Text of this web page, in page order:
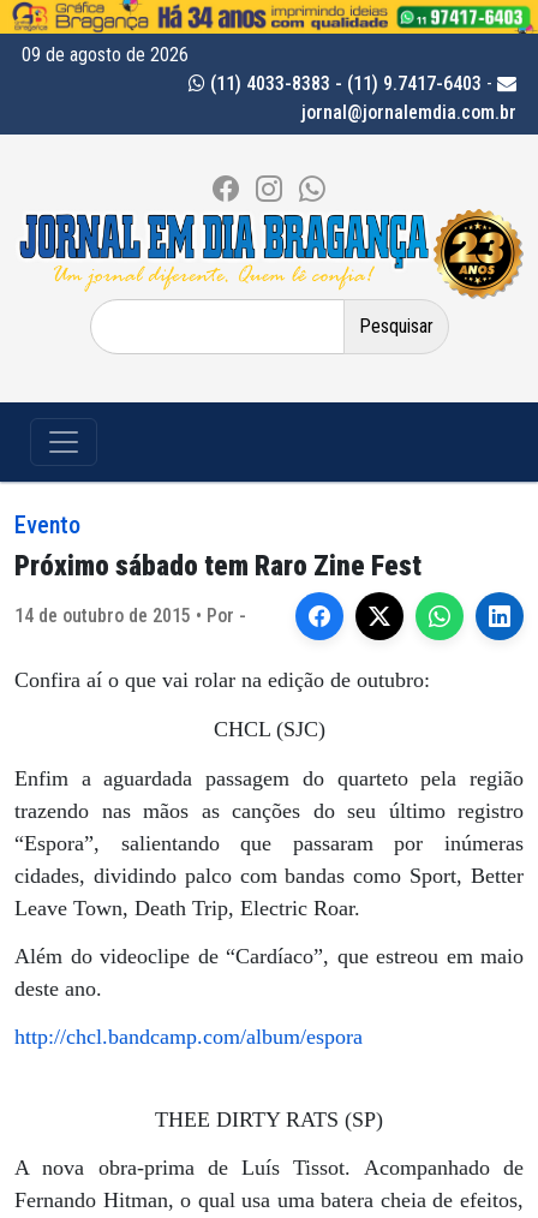
09 de agosto de 2026
(11) 4033-8383 - (11) 9.7417-6403 -
jornal@jornalemdia.com.br
Pesquisar
por:
Evento
Próximo sábado tem Raro Zine Fest
14 de outubro de 2015 • Por -
Confira aí o que vai rolar na edição de outubro:
CHCL (SJC)
Enfim a aguardada passagem do quarteto pela região
trazendo nas mãos as canções do seu último registro
“Espora”, salientando que passaram por inúmeras
cidades, dividindo palco com bandas como Sport, Better
Leave Town, Death Trip, Electric Roar.
Além do videoclipe de “Cardíaco”, que estreou em maio
deste ano.
http://chcl.bandcamp.com/album/espora
THEE DIRTY RATS (SP)
A nova obra-prima de Luís Tissot. Acompanhado de
Fernando Hitman, o qual usa uma batera cheia de efeitos,